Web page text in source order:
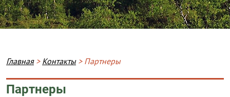
Строка навигации
Главная Контакты Партнеры
Партнеры